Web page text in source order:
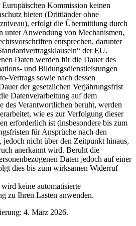
Kommission keinen
bieten (Drittländer ohne
erfolgt die Übermittlung durch
unter Anwendung von Mechanismen,
entsprechen, darunter
der EU.
Daten werden für die Dauer des
und Bildungsdienstleistungen
Vertrags sowie nach dessen
der gesetzlichen Verjährungsfrist
Datenverarbeitung auf dem
des Verantwortlichen beruht, werden
wie es zur Verfolgung dieser
erforderlich ist (insbesondere bis zum
für Ansprüche nach den
jedoch nicht über den Zeitpunkt hinaus,
anerkannt wird. Beruht die
Daten jedoch auf einer
dies bis zum wirksamen Widerruf
keine automatisierte
zu Ihren Lasten anwenden.
4. März 2026.